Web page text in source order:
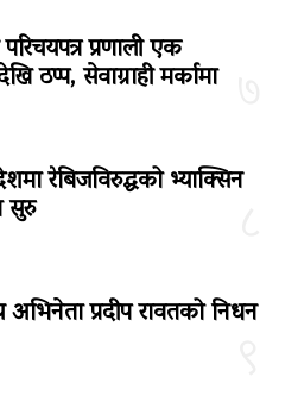
परिचयपत्र प्रणाली एक
ठप्प, सेवाग्राही मर्कामा
रेबिजविरुद्धको भ्याक्सिन
सुरु
अभिनेता प्रदीप रावतको निधन